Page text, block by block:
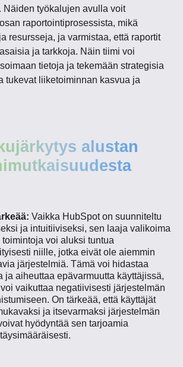
Näiden työkalujen avulla voit
raportointiprosessista, mikä
resursseja, ja varmistaa, että raportit
ja tarkkoja. Näin tiimi voi
tietoja ja tekemään strategisia
tukevat liiketoiminnan kasvua ja
alustan
Vaikka HubSpot on suunniteltu
ja intuitiiviseksi, sen laaja valikoima
voi aluksi tuntua
niille, jotka eivät ole aiemmin
järjestelmiä. Tämä voi hidastaa
ja aiheuttaa epävarmuutta käyttäjissä,
vaikuttaa negatiivisesti järjestelmän
On tärkeää, että käyttäjät
ja itsevarmaksi järjestelmän
hyödyntää sen tarjoamia